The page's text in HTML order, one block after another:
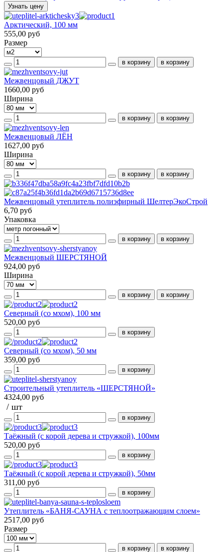
Узнать цену
Арктический, 100 мм
555,00 руб
Размер
Межвенцовый ДЖУТ
1660,00 руб
Ширина
Межвенцовый ЛЁН
1627,00 руб
Ширина
Межвенцовый утеплитель полиэфирный ШелтерЭкоСтрой
6,70 руб
Упаковка
Межвенцовый ШЕРСТЯНОЙ
924,00 руб
Ширина
Северный (со мхом), 100 мм
520,00 руб
Северный (со мхом), 50 мм
359,00 руб
Строительный утеплитель «ШЕРСТЯНОЙ»
4324,00 руб
/ шт
Таёжный (с корой дерева и стружкой), 100мм
520,00 руб
Таёжный (с корой дерева и стружкой), 50мм
311,00 руб
Утеплитель «БАНЯ-САУНА с теплоотражающим слоем»
2517,00 руб
Размер